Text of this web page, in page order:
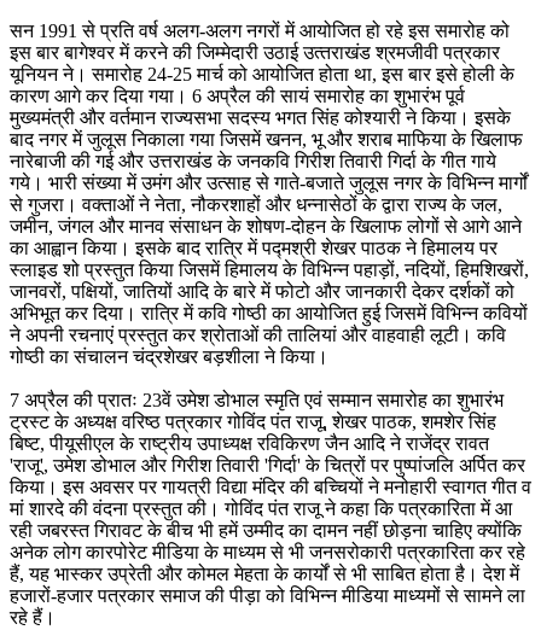
सन 1991 से प्रति वर्ष अलग-अलग नगरों में आयोजित हो रहे इस समारोह को
इस बार बागेश्वर में करने की जिम्मेदारी उठाई उत्‍तराखंड श्रमजीवी पत्रकार
यूनियन ने। समारोह 24-25 मार्च को आयोजित होता था, इस बार इसे होली के
कारण आगे कर दिया गया। 6 अप्रैल की सायं समारोह का शुभारंभ पूर्व
मुख्यमंत्री और वर्तमान राज्यसभा सदस्य भगत सिंह कोश्यारी ने किया। इसके
बाद नगर में जुलूस निकाला गया जिसमें खनन, भू और शराब माफिया के खिलाफ
नारेबाजी की गई और उत्तराखंड के जनकवि गिरीश तिवारी गिर्दा के गीत गाये
गये। भारी संख्या में उमंग और उत्साह से गाते-बजाते जुलूस नगर के विभिन्न मार्गों
से गुजरा। वक्ताओं ने नेता, नौकरशाहों और धन्नासेठों के द्वारा राज्य के जल,
जमीन, जंगल और मानव संसाधन के शोषण-दोहन के खिलाफ लोगों से आगे आने
का आह्वान किया। इसके बाद रात्रि में पद्मश्री शेखर पाठक ने हिमालय पर
स्लाइड शो प्रस्तुत किया जिसमें हिमालय के विभिन्न पहाड़ों, नदियों, हिमशिखरों,
जानवरों, पक्षियों, जातियों आदि के बारे में फोटो और जानकारी देकर दर्शकों को
अभिभूत कर दिया। रात्रि में कवि गोष्ठी का आयोजित हुई जिसमें विभिन्न कवियों
ने अपनी रचनाएं प्रस्तुत कर श्रोताओं की तालियां और वाहवाही लूटी। कवि
गोष्ठी का संचालन चंद्रशेखर बड़शीला ने किया।
7 अप्रैल की प्रातः 23वें उमेश डोभाल स्मृति एवं सम्मान समारोह का शुभारंभ
ट्रस्ट के अध्यक्ष वरिष्ठ पत्रकार गोविंद पंत राजू, शेखर पाठक, शमशेर सिंह
बिष्ट, पीयूसीएल के राष्ट्रीय उपाध्यक्ष रविकिरण जैन आदि ने राजेंद्र रावत
'राजू', उमेश डोभाल और गिरीश तिवारी 'गिर्दा' के चित्रों पर पुष्पांजलि अर्पित कर
किया। इस अवसर पर गायत्री विद्या मंदिर की बच्चियों ने मनोहारी स्वागत गीत व
मां शारदे की वंदना प्रस्तुत की। गोविंद पंत राजू ने कहा कि पत्रकारिता में आ
रही जबरस्त गिरावट के बीच भी हमें उम्मीद का दामन नहीं छोड़ना चाहिए क्योंकि
अनेक लोग कारपोरेट मीडिया के माध्यम से भी जनसरोकारी पत्रकारिता कर रहे
हैं, यह भास्कर उप्रेती और कोमल मेहता के कार्यों से भी साबित होता है। देश में
हजारों-हजार पत्रकार समाज की पीड़ा को विभिन्न मीडिया माध्यमों से सामने ला
रहे हैं।